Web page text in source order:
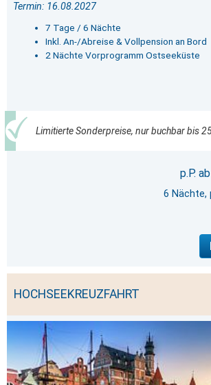
Termin: 16.08.2027
7 Tage / 6 Nächte
Inkl. An-/Abreise & Vollpension an Bord
2 Nächte Vorprogramm Ostseeküste
Limitierte Sonderpreise, nur buchbar bis
6 Nächte,
HOCHSEEKREUZFAHRT